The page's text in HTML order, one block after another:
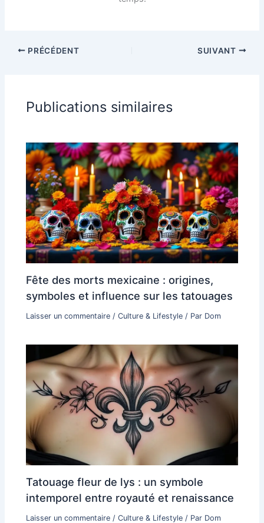
PRÉCÉDENT SUIVANT
Publications similaires
Fête des morts mexicaine : origines,
symboles et influence sur les tatouages
Laisser un commentaire /Culture & Lifestyle / Par Dom
Tatouage fleur de lys : un symbole
intemporel entre royauté et renaissance
Laisser un commentaire /Culture & Lifestyle / Par Dom